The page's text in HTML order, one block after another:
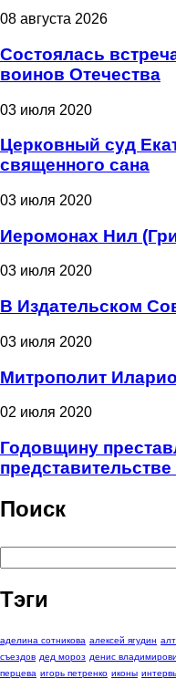
08 августа 2026
Состоялась
воинов Отечества
03 июля 2020
Церковный суд
священного сана
03 июля 2020
Иеромонах Нил
03 июля 2020
В Издательском
03 июля 2020
Митрополит
02 июля 2020
Годовщину
Поиск
Тэги
аделина сотникова алексей ягудин
съездов дед мороз денис
перцева игорь петренко иконы